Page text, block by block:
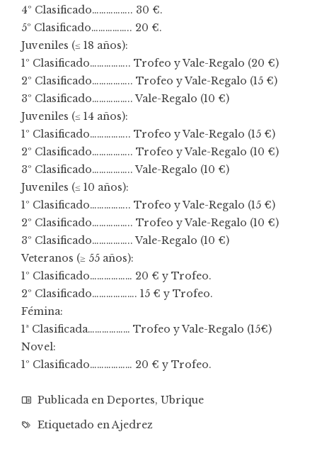
4º Clasificado…………….. 30 €.
5º Clasificado…………….. 20 €.
Juveniles (≤ 18 años):
1º Clasificado…………….. Trofeo y Vale-Regalo (20 €)
2º Clasificado…………….. Trofeo y Vale-Regalo (15 €)
3º Clasificado…………….. Vale-Regalo (10 €)
Juveniles (≤ 14 años):
1º Clasificado…………….. Trofeo y Vale-Regalo (15 €)
2º Clasificado…………….. Trofeo y Vale-Regalo (10 €)
3º Clasificado…………….. Vale-Regalo (10 €)
Juveniles (≤ 10 años):
1º Clasificado…………….. Trofeo y Vale-Regalo (15 €)
2º Clasificado…………….. Trofeo y Vale-Regalo (10 €)
3º Clasificado…………….. Vale-Regalo (10 €)
Veteranos (≥ 55 años):
1º Clasificado……………… 20 € y Trofeo.
2º Clasificado………………. 15 € y Trofeo.
Fémina:
1ª Clasificada……………… Trofeo y Vale-Regalo (15€)
Novel:
1º Clasificado……………… 20 € y Trofeo.
Publicada en Deportes, Ubrique
Etiquetado enAjedrez